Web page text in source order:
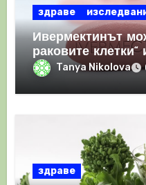
здраве
Ивермектинът
раковите
имунния отговор
Tanya Nikolova
здраве